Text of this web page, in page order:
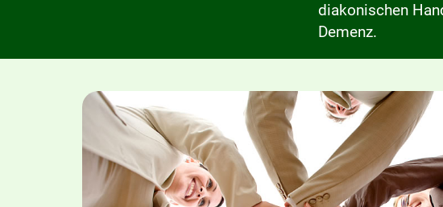
diakonischen
Demenz.